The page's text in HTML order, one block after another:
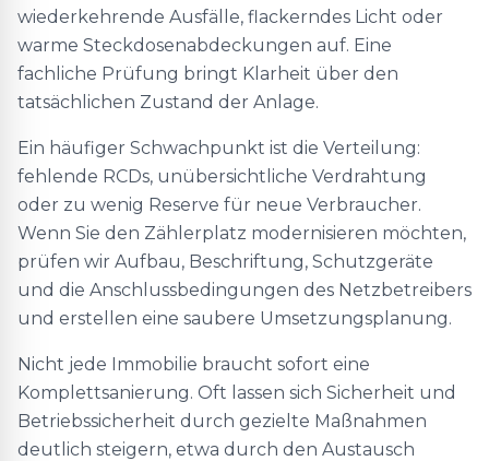
wiederkehrende Ausfälle, flackerndes Licht oder
warme Steckdosenabdeckungen auf. Eine
fachliche Prüfung bringt Klarheit über den
tatsächlichen Zustand der Anlage.
Ein häufiger Schwachpunkt ist die Verteilung:
fehlende RCDs, unübersichtliche Verdrahtung
oder zu wenig Reserve für neue Verbraucher.
Wenn Sie den Zählerplatz modernisieren möchten,
prüfen wir Aufbau, Beschriftung, Schutzgeräte
und die Anschlussbedingungen des Netzbetreibers
und erstellen eine saubere Umsetzungsplanung.
Nicht jede Immobilie braucht sofort eine
Komplettsanierung. Oft lassen sich Sicherheit und
Betriebssicherheit durch gezielte Maßnahmen
deutlich steigern, etwa durch den Austausch